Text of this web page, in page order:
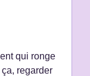
qui ronge
regarder